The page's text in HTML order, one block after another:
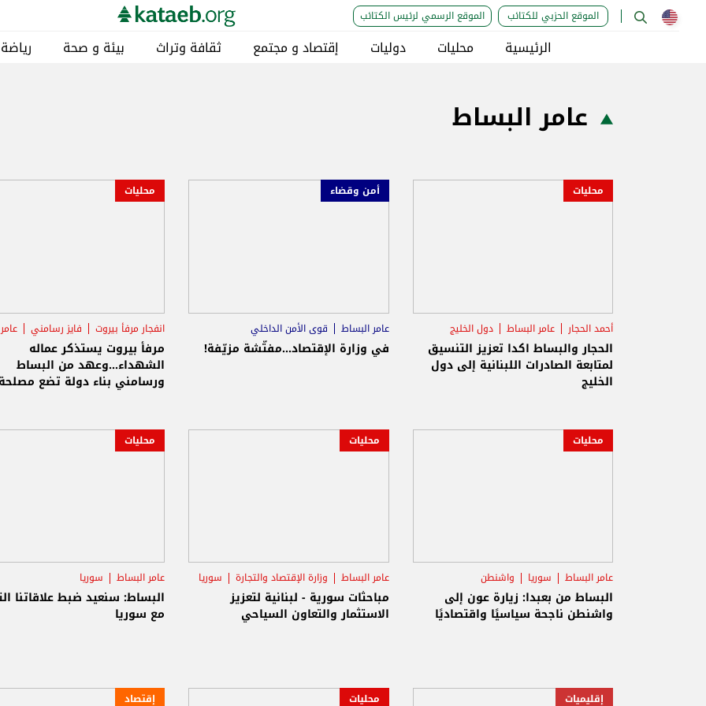
الموقع الحزبي للكتائب الموقع الرسمي لرئيس الكتائب
الرئيسية محليات دوليات إقتصاد و مجتمع ثقافة وتراث بيئة و صحة رياضة
عامر البساط
محليات
أحمد الحجار عامر البساط دول الخليج
الحجار والبساط اكدا تعزيز التنسيق
لمتابعة الصادرات اللبنانية إلى دول
الخليج
أمن وقضاء
عامر البساط
قوى الأمن الداخلي
وزارة الاقتصاد
في وزارة الإقتصاد...مفتّشة مزيّفة!
محليات
انفجار مرفأ بيروت فايز رسامني
مرفأ بيروت يستذكر عماله
الشهداء...وعهد من البساط
ورسامني بناء دولة تضع مصلحة
محليات
عامر البساط سوريا واشنطن
البساط من بعبدا: زيارة عون إلى
واشنطن ناجحة سياسيًا واقتصاديًا
محليات
عامر البساط وزارة الإقتصاد والتجارة سوريا
مباحثات سورية - لبنانية لتعزيز
الاستثمار والتعاون السياحي
محليات
عامر البساط سوريا
البساط: سنعيد ضبط علاقاتنا
مع سوريا
إقليميات محليات إقتصاد